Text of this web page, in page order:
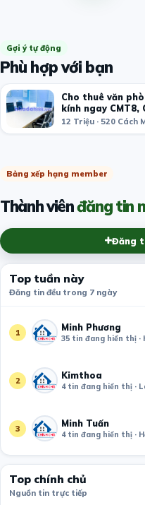
Gợi ý tự động
Phù hợp với bạn
Cho thuê văn
kính ngay CMT8,
Bảng xếp hạng member
Thành viênđăng tin
Đăng
Top tuần này
Đăng tin đều trong 7 ngày
1 Minh Phương
35 tin đang hiển thị ·
2 Kimthoa
4 tin đang hiển thị ·
3 Minh Tuấn
4 tin đang hiển thị ·
Top chính chủ
Nguồn tin trực tiếp